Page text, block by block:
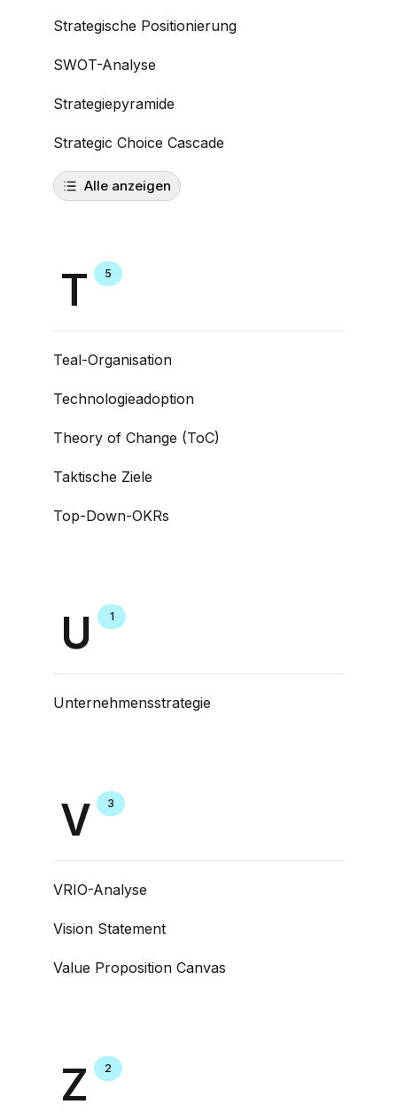
Strategische Positionierung
SWOT-Analyse
Strategiepyramide
Strategic Choice Cascade
Alle anzeigen
T 5
Teal-Organisation
Technologieadoption
Theory of Change (ToC)
Taktische Ziele
Top-Down-OKRs
U 1
Unternehmensstrategie
V 3
VRIO-Analyse
Vision Statement
Value Proposition Canvas
Z 2